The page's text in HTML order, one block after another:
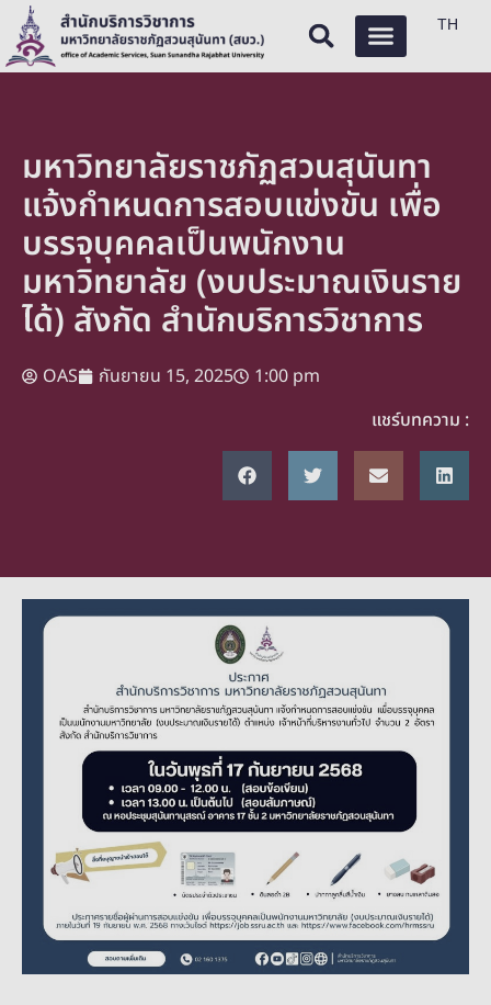
TH
มหาวิทยาลัยราชภัฏสวนสุนันทา
แจ้งกำหนดการสอบแข่งขัน เพื่อ
บรรจุบุคคลเป็นพนักงาน
มหาวิทยาลัย (งบประมาณเงินราย
ได้) สังกัด สำนักบริการวิชาการ
OAS กันยายน 15, 2025
1:00 pm
แชร์บทความ :